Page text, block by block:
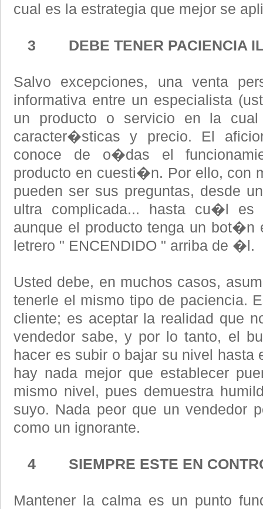
cual es la estrategia que mejor se
3 DEBE TENER PACIENCIA
Salvo excepciones, una venta
informativa entre un especialista
un producto o servicio en la
caracter�sticas y precio. El
conoce de o�das el
producto en cuesti�n. Por ello, con
pueden ser sus preguntas, desde
ultra complicada... hasta cu�l
aunque el producto tenga un bot�n
letrero " ENCENDIDO " arriba de �l.
Usted debe, en muchos casos,
tenerle el mismo tipo de paciencia.
cliente; es aceptar la realidad que
vendedor sabe, y por lo tanto, el
hacer es subir o bajar su nivel hasta
hay nada mejor que establecer
mismo nivel, pues demuestra
suyo. Nada peor que un vendedor
como un ignorante.
4 SIEMPRE ESTE EN
Mantener la calma es un punto